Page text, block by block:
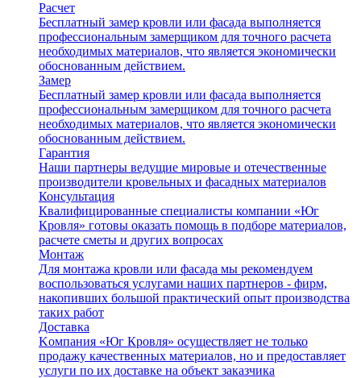
Расчет
Бесплатный замер кровли или фасада выполняется
профессиональным замерщиком для точного расчета
необходимых материалов, что является экономически
обоснованным действием.
Замер
Бесплатный замер кровли или фасада выполняется
профессиональным замерщиком для точного расчета
необходимых материалов, что является экономически
обоснованным действием.
Гарантия
Наши партнеры ведущие мировые и отечественные
производители кровельных и фасадных материалов
Консультация
Квалифицированные специалисты компании «Юг
Кровля» готовы оказать помощь в подборе материалов,
расчете сметы и других вопросах
Монтаж
Для монтажа кровли или фасада мы рекомендуем
воспользоваться услугами наших партнеров - фирм,
накопивших большой практический опыт производства
таких работ
Доставка
Kомпания «Юг Кровля» осуществляет не только
продажу качественных материалов, но и предоставляет
услуги по их доставке на объект заказчика